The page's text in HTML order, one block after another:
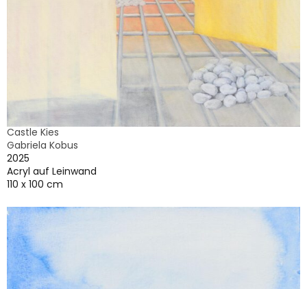
Castle Kies
Gabriela Kobus
2025
Acryl auf Leinwand
110 x 100 cm